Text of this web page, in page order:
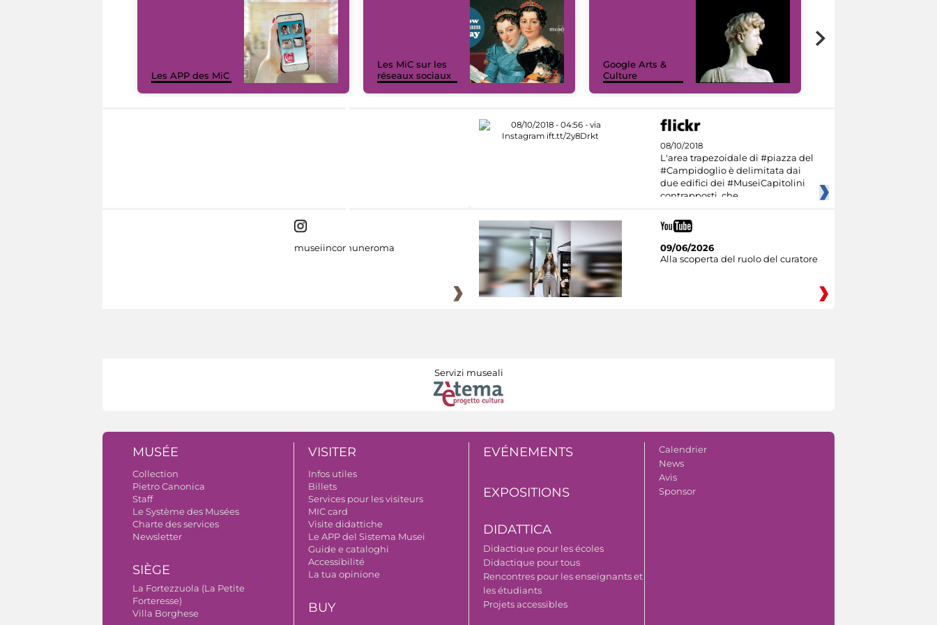
Les APP des MiC
Les MiC sur les
réseaux sociaux
Google Arts &
Culture
08/10/2018
L'area trapezoidale di #piazza del
#Campidoglio è delimitata dai
due edifici dei #MuseiCapitolini
contrapposti, che
museiincomuneroma
09/06/2026
Alla scoperta del ruolo del curatore
Servizi museali
MUSÉE
Collection
Pietro Canonica
Staff
Le Système des Musées
Charte des services
Newsletter
SIÈGE
La Fortezzuola (La Petite
Forteresse)
Villa Borghese
VISITER
Infos utiles
Billets
Services pour les visiteurs
MIC card
Visite didattiche
Le APP del Sistema Musei
Guide e cataloghi
Accessibilité
La tua opinione
BUY
EVÉNEMENTS
EXPOSITIONS
DIDATTICA
Didactique pour les écoles
Didactique pour tous
Rencontres pour les enseignants et
les étudiants
Projets accessibles
Calendrier
News
Avis
Sponsor